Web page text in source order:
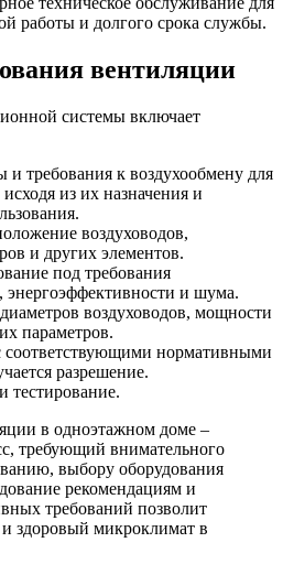
работы и долгого срока службы.
вентиляции
системы включает
и требования к воздухообмену для
из их назначения и
воздуховодов,
и других элементов.
под требования
энергоэффективности и шума.
воздуховодов, мощности
параметров.
соответствующими нормативными
разрешение.
тестирование.
в одноэтажном доме –
требующий внимательного
выбору оборудования
рекомендациям и
требований позволит
здоровый микроклимат в